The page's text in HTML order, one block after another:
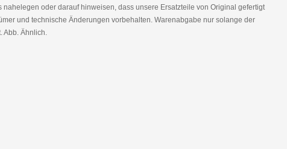
nahelegen oder darauf hinweisen, dass unsere Ersatzteile von Original gefertigt
und technische Änderungen vorbehalten. Warenabgabe nur solange der
Abb. Ähnlich.